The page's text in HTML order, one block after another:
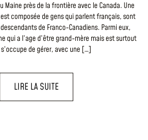
Maine près de la frontière avec le Canada. Une
composée de gens qui parlent français, sont
de Franco-Canadiens. Parmi eux,
qui a l’age d’être grand-mère mais est surtout
de gérer, avec une […]
LIRE LA SUITE